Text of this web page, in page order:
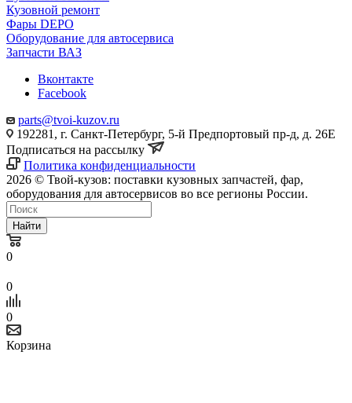
Кузовной ремонт
Фары DEPO
Оборудование для автосервиса
Запчасти ВАЗ
Вконтакте
Facebook
parts@tvoi-kuzov.ru
192281, г. Санкт-Петербург, 5-й Предпортовый пр-д, д. 26Е
Подписаться на рассылку
Политика конфиденциальности
2026 © Твой-кузов: поставки кузовных запчастей, фар,
оборудования для автосервисов во все регионы России.
Найти
0
0
0
Корзина